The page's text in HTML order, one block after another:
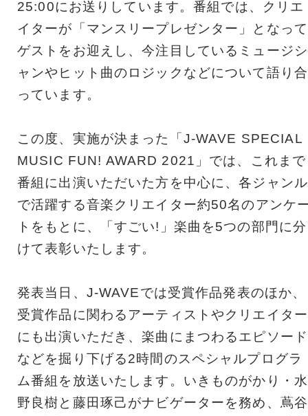
25:00にお送りしています。番組では、クリエ
イターが「マンスリープレゼンター」となって
ゲストをお迎えし、今注目しているミュージシ
ャンやヒット曲のロジックなどについて語り合
っています。
この度、実施が決まった「J-WAVE SPECIAL
MUSIC FUN! AWARD 2021」では、これまで
番組に出演いただいた方を中心に、各ジャンル
で活躍する音楽クリエイター約50名のアンケ
トをもとに、「すごい!」楽曲を5つの部門に分
けて表彰いたします。
発表当日、J-WAVEでは受賞作品発表のほか、
受賞作品に関わるアーティストやクリエイター
にも出演いただき、楽曲にまつわるエピソード
などを掘り下げる2時間のスペシャルプログラ
ム番組を放送いたします。いきものがかり・水
野良樹と藤田琢己がナビゲーターを務め、蔦谷